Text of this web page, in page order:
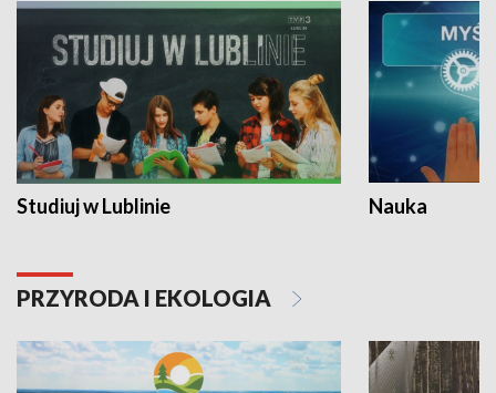
Studiuj w Lublinie Nauka
PRZYRODA I EKOLOGIA